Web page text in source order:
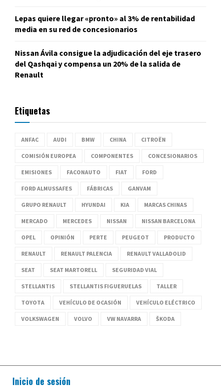
Lepas quiere llegar «pronto» al 3% de rentabilidad
media en su red de concesionarios
Nissan Ávila consigue la adjudicación del eje trasero
del Qashqai y compensa un 20% de la salida de
Renault
Etiquetas
ANFAC AUDI BMW CHINA CITROËN
COMISIÓN EUROPEA COMPONENTES CONCESIONARIOS
EMISIONES FACONAUTO FIAT FORD
FORD ALMUSSAFES FÁBRICAS GANVAM
GRUPO RENAULT HYUNDAI KIA MARCAS CHINAS
MERCADO MERCEDES NISSAN NISSAN BARCELONA
OPEL OPINIÓN PERTE PEUGEOT PRODUCTO
RENAULT RENAULT PALENCIA RENAULT VALLADOLID
SEAT SEAT MARTORELL SEGURIDAD VIAL
STELLANTIS STELLANTIS FIGUERUELAS TALLER
TOYOTA VEHÍCULO DE OCASIÓN VEHÍCULO ELÉCTRICO
VOLKSWAGEN VOLVO VW NAVARRA ŠKODA
Inicio de sesión